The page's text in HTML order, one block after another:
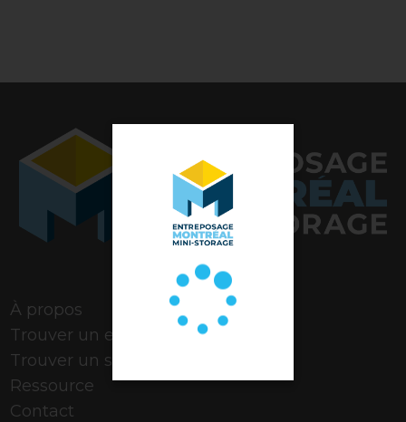
À propos
Trouver un espace
Trouver un stationnement
Ressource
Contact